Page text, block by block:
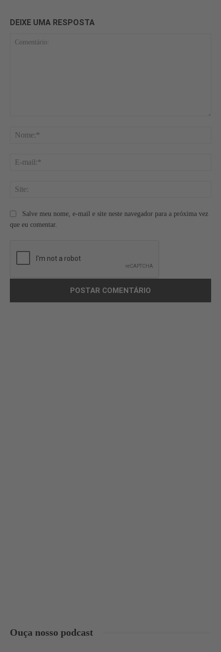
DEIXE UMA RESPOSTA
Salve meu nome, e-mail e site neste navegador para a próxima vez
que eu comentar.
Ouça nosso podcast